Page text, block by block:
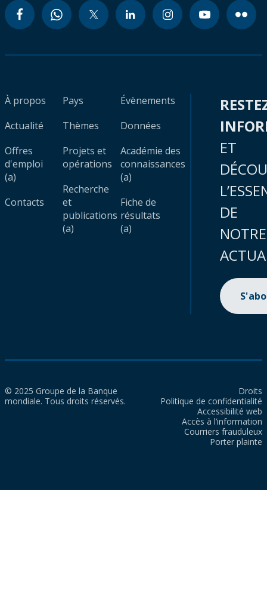
À propos
Actualité
Offres
d'emploi
(a)
Contacts
Pays
Thèmes
Projets et
opérations
Recherche
et
publications
(a)
Évènements
Données
Académie des
connaissances
(a)
Fiche de
résultats
(a)
ET
DE
NOTRE
© 2025 Groupe de la Banque
mondiale. Tous droits réservés.
Droits
Politique de confidentialité
Accessibilité web
Accès à l’information
Courriers frauduleux
Porter plainte